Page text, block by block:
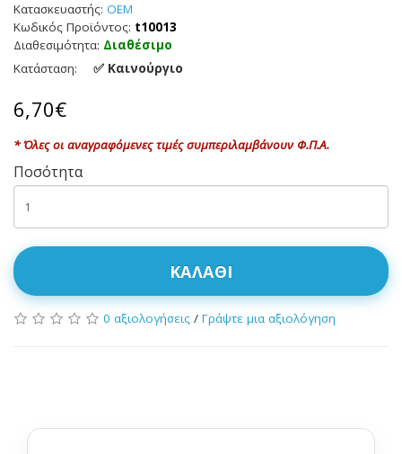
Κατασκευαστής: OEM
Κωδικός Προϊόντος: t10013
Διαθεσιμότητα: Διαθέσιμο
Κατάσταση:
✅ Καινούργιο
6,70€
* Όλες οι αναγραφόμενες τιμές συμπεριλαμβάνουν Φ.Π.Α.
Ποσότητα
ΚΑΛΆΘΙ
0 αξιολογήσεις / Γράψτε μια αξιολόγηση